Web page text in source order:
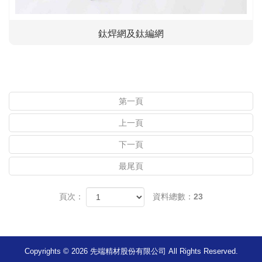
鈦焊網及鈦編網
第一頁
上一頁
下一頁
最尾頁
頁次： 資料總數：23
Copyrights © 2026 先端精材股份有限公司 All Rights Reserved.